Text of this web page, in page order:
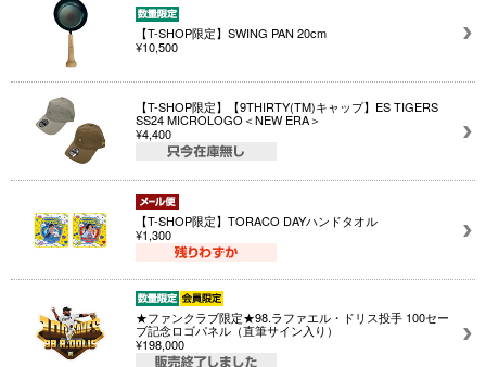
【T-SHOP限定】SWING PAN 20cm
¥10,500
【T-SHOP限定】【9THIRTY(TM)キャップ】ES TIGERS
SS24 MICROLOGO＜NEW ERA＞
¥4,400
【T-SHOP限定】TORACO DAYハンドタオル
¥1,300
★ファンクラブ限定★98.ラファエル・ドリス投手 100セー
ブ記念ロゴパネル（直筆サイン入り）
¥198,000